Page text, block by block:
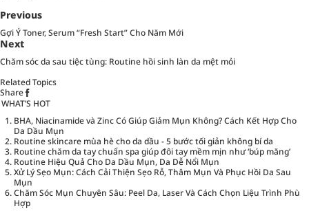
Previous
Gợi Ý Toner, Serum “Fresh Start” Cho Năm Mới
Next
Chăm sóc da sau tiệc tùng: Routine hồi sinh làn da mệt mỏi
Related Topics
Share
WHAT’S HOT
BHA, Niacinamide và Zinc Có Giúp Giảm Mụn Không? Cách Kết Hợp Cho
Da Dầu Mụn
Routine skincare mùa hè cho da dầu - 5 bước tối giản không bí da
Routine chăm da tay chuẩn spa giúp đôi tay mềm mịn như ‘búp măng’
Routine Hiệu Quả Cho Da Dầu Mụn, Da Dễ Nổi Mụn
Xử Lý Sẹo Mụn: Cách Cải Thiện Sẹo Rỗ, Thâm Mụn Và Phục Hồi Da Sau
Mụn
Chăm Sóc Mụn Chuyên Sâu: Peel Da, Laser Và Cách Chọn Liệu Trình Phù
Hợp